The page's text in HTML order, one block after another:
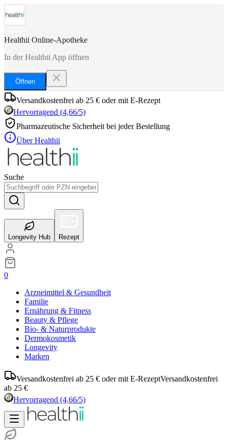
Healthii Online-Apotheke
In der Healthii App öffnen
Öffnen
Versandkostenfrei ab 25 € oder mit E-Rezept
Hervorragend (4,66/5)
Pharmazeutische Sicherheit bei jeder Bestellung
Über Healthii
Suche
Longevity Hub Rezept
0
Arzneimittel & Gesundheit
Familie
Ernährung & Fitness
Beauty & Pflege
Bio- & Naturprodukte
Dermokosmetik
Longevity
Marken
Versandkostenfrei ab 25 € oder mit E-RezeptVersandkostenfrei
ab 25 €
Hervorragend (4,66/5)